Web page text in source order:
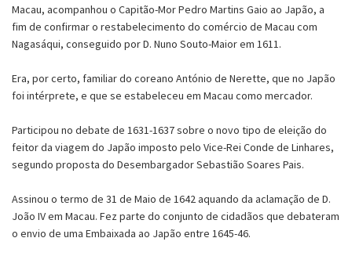
Macau, acompanhou o Capitão-Mor Pedro Martins Gaio ao Japão, a
fim de confirmar o restabelecimento do comércio de Macau com
Nagasáqui, conseguido por D. Nuno Souto-Maior em 1611.
Era, por certo, familiar do coreano António de Nerette, que no Japão
foi intérprete, e que se estabeleceu em Macau como mercador.
Participou no debate de 1631-1637 sobre o novo tipo de eleição do
feitor da viagem do Japão imposto pelo Vice-Rei Conde de Linhares,
segundo proposta do Desembargador Sebastião Soares Pais.
Assinou o termo de 31 de Maio de 1642 aquando da aclamação de D.
João IV em Macau. Fez parte do conjunto de cidadãos que debateram
o envio de uma Embaixada ao Japão entre 1645-46.